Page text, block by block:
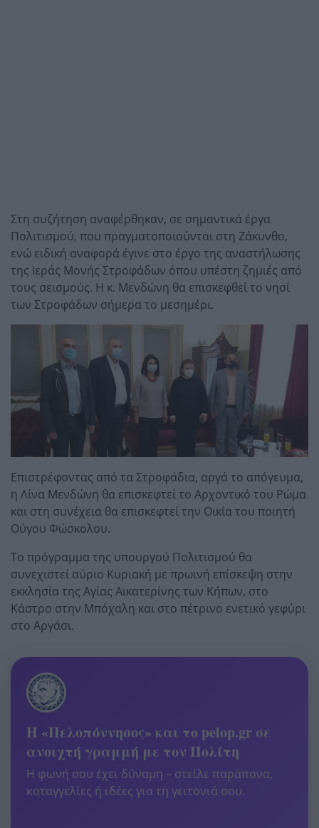
Στη συζήτηση αναφέρθηκαν, σε σημαντικά έργα
Πολιτισμού, που πραγματοποιούνται στη Ζάκυνθο,
ενώ ειδική αναφορά έγινε στο έργο της αναστήλωσης
της Ιεράς Μονής Στροφάδων όπου υπέστη ζημιές από
τους σεισμούς. Η κ. Μενδώνη θα επισκεφθεί το νησί
των Στροφάδων σήμερα το μεσημέρι.
Επιστρέφοντας από τα Στροφάδια, αργά το απόγευμα,
η Λίνα Μενδώνη θα επισκεφτεί το Αρχοντικό του Ρώμα
και στη συνέχεια θα επισκεφτεί την Οικία του ποιητή
Ούγου Φώσκολου.
Το πρόγραμμα της υπουργού Πολιτισμού θα
συνεχιστεί αύριο Κυριακή με πρωινή επίσκεψη στην
εκκλησία της Αγίας Αικατερίνης των Κήπων, στο
Κάστρο στην Μπόχαλη και στο πέτρινο ενετικό γεφύρι
στο Αργάσι.
Η «Πελοπόννησος» και το pelop.gr σε
ανοιχτή γραμμή με τον Πολίτη
Η φωνή σου έχει δύναμη – στείλε παράπονα,
καταγγελίες ή ιδέες για τη γειτονιά σου.